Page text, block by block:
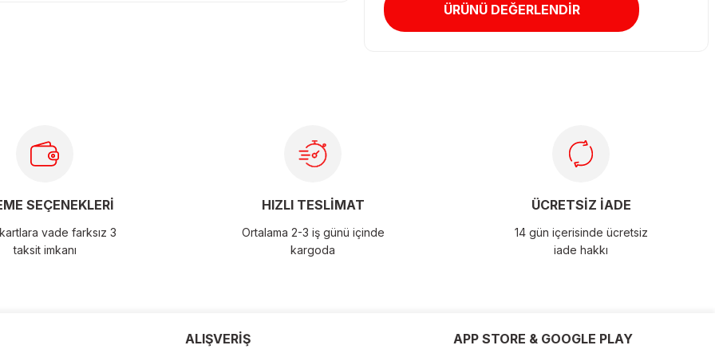
ÜRÜNÜ DEĞERLENDİR
SEÇENEKLERİ
vade farksız 3
taksit imkanı
HIZLI TESLİMAT
Ortalama 2-3 iş günü içinde
kargoda
ÜCRETSİZ İADE
14 gün içerisinde ücretsiz
iade hakkı
ALIŞVERİŞ APP STORE & GOOGLE PLAY